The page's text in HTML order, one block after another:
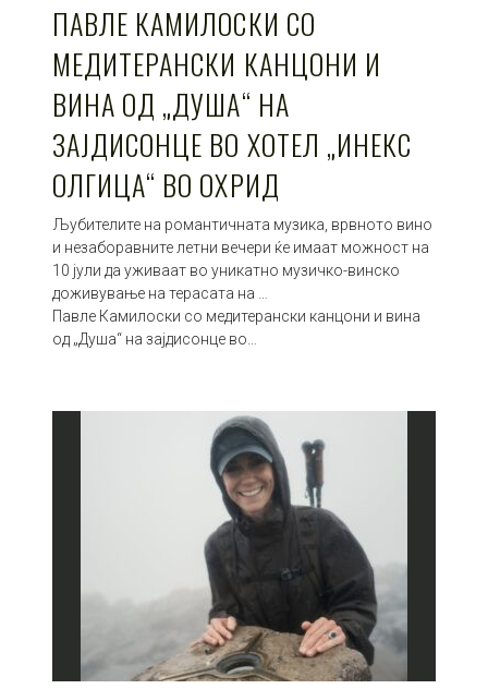
ПАВЛЕ КАМИЛОСКИ СО
МЕДИТЕРАНСКИ КАНЦОНИ И
ВИНА ОД „ДУША“ НА
ЗАЈДИСОНЦЕ ВО ХОТЕЛ „ИНЕКС
ОЛГИЦА“ ВО ОХРИД
Љубителите на романтичната музика, врвното вино
и незаборавните летни вечери ќе имаат можност на
10 јули да уживаат во уникатно музичко-винско
доживување на терасата на …
Павле Камилоски со медитерански канцони и вина
од „Душа“ на зајдисонце во…